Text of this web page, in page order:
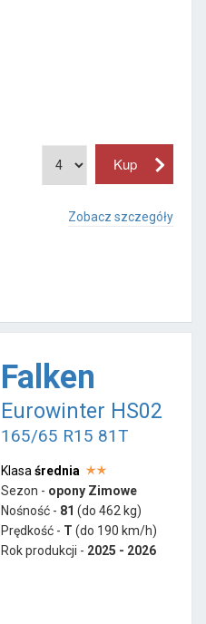
Zobacz szczegóły
Falken
Eurowinter HS02
165/65 R15 81T
Klasa średnia
Sezon - opony Zimowe
Nośność - 81 (do 462 kg)
Prędkość - T (do 190 km/h)
Rok produkcji - 2025 - 2026